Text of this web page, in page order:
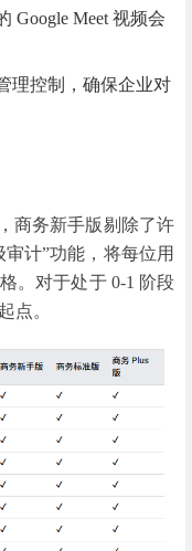
Google Meet 视频会
理控制，确保企业对
商务新手版剔除了许
计”功能，将每位用
。对于处于 0-1 阶段
点。